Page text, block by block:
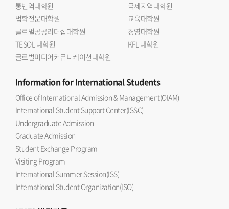
통번역대학원
국제지역대학원
법학전문대학원
교육대학원
글로벌공공리더십대학원
경영대학원
TESOL 대학원
KFL 대학원
글로벌미디어커뮤니케이션대학원
Informationfor International Students
Office of International Admission & Management(OIAM)
International Student Support Center(ISSC)
Undergraduate Admission
Graduate Admission
Student Exchange Program
Visiting Program
International Summer Session(ISS)
International Student Organization(ISO)